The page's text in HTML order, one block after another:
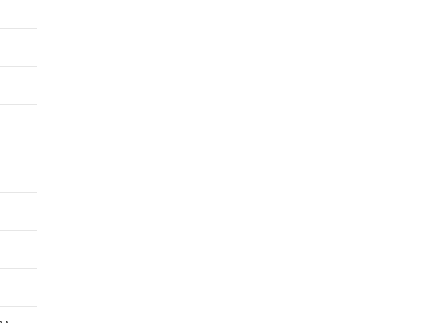
格(税抜)を提供させていただ
商品です。
定のある商品です。
を出す予定はありません。
確認中の商品です。
。
す。